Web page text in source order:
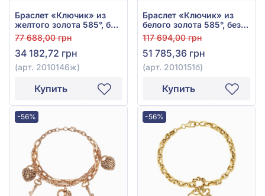
Браслет «Ключик» из
желтого золота 585°, без
вставки, арт. 2010146ж
77 688,00 грн
34 182,72 грн
(арт. 2010146ж)
Купить
Браслет «Ключик» из
белого золота 585°, без
вставки, арт. 2010151б
117 694,00 грн
51 785,36 грн
(арт. 2010151б)
Купить
-56% -56%